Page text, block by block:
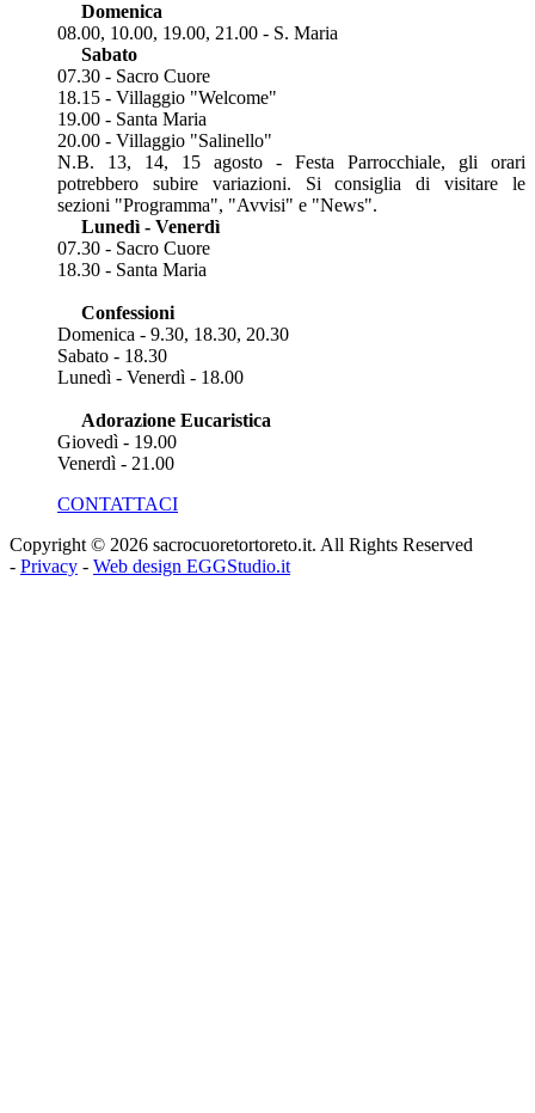
Domenica
08.00, 10.00, 19.00, 21.00 - S. Maria
Sabato
07.30 - Sacro Cuore
18.15 - Villaggio "Welcome"
19.00 - Santa Maria
20.00 - Villaggio "Salinello"
N.B. 13, 14, 15 agosto - Festa Parrocchiale, gli orari
potrebbero subire variazioni. Si consiglia di visitare le
sezioni "Programma", "Avvisi" e "News".
Lunedì - Venerdì
07.30 - Sacro Cuore
18.30 - Santa Maria
Confessioni
Domenica - 9.30, 18.30, 20.30
Sabato - 18.30
Lunedì - Venerdì - 18.00
Adorazione Eucaristica
Giovedì - 19.00
Venerdì - 21.00
CONTATTACI
Copyright © 2026 sacrocuoretortoreto.it. All Rights Reserved
- Privacy - Web design EGGStudio.it